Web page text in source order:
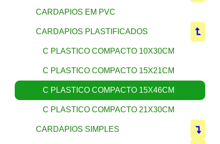
CARDAPIOS EM PVC
CARDAPIOS PLASTIFICADOS
C PLASTICO COMPACTO 10X30CM
C PLASTICO COMPACTO 15X21CM
C PLASTICO COMPACTO 15X46CM
C PLASTICO COMPACTO 21X30CM
CARDAPIOS SIMPLES